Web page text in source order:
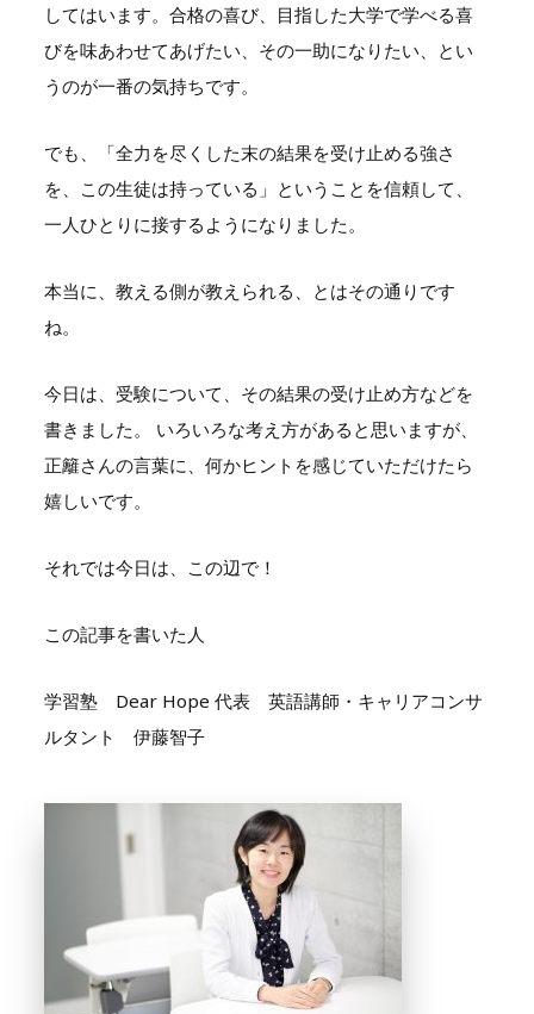
してはいます。合格の喜び、目指した大学で学べる喜
びを味あわせてあげたい、その一助になりたい、とい
うのが一番の気持ちです。
でも、「全力を尽くした末の結果を受け止める強さ
を、この生徒は持っている」ということを信頼して、
一人ひとりに接するようになりました。
本当に、教える側が教えられる、とはその通りです
ね。
今日は、受験について、その結果の受け止め方などを
書きました。 いろいろな考え方があると思いますが、
正籬さんの言葉に、何かヒントを感じていただけたら
嬉しいです。
それでは今日は、この辺で！
この記事を書いた人
学習塾 Dear Hope 代表 英語講師・キャリアコンサ
ルタント 伊藤智子